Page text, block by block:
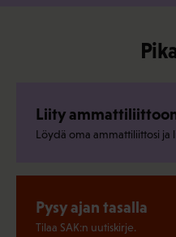
Liity
Löydä oma ammattiliittosi ja
Pysy ajan tasalla
Tilaa SAK:n uutiskirje.